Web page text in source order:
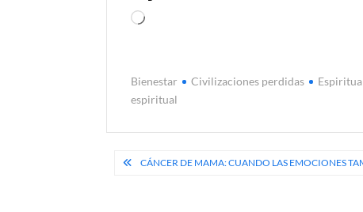
Cargando...
Bienestar Civilizaciones perdidas
espiritual
Navegación
CÁNCER DE MAMA: CUANDO LAS EMOCIONES